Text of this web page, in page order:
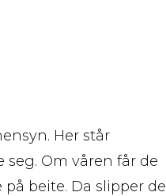
Her står
Om våren får de
beite. Da slipper de